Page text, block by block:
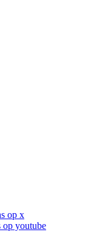
op x
op youtube